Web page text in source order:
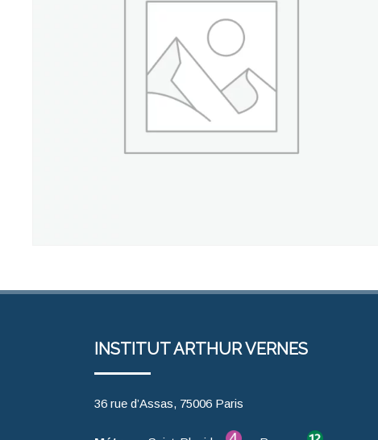
INSTITUT ARTHUR VERNES
36 rue d’Assas, 75006 Paris